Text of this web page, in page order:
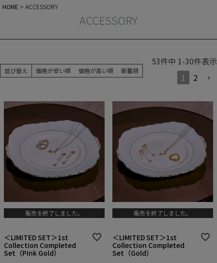
HOME ACCESSORY
ACCESSORY
並び替え 価格が安い順 価格が高い順 新着順
53件中 1-30件表示
1
2
＜LIMITED SET＞1st
Collection Completed
Set（Pink Gold）
販売を終了しました。
＜LIMITED SET＞1st
Collection Completed
Set（Gold）
販売を終了しました。